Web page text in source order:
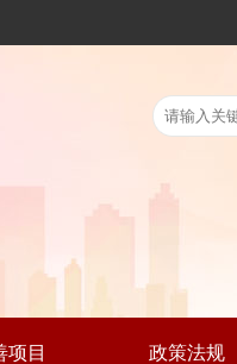
项目 政策法规